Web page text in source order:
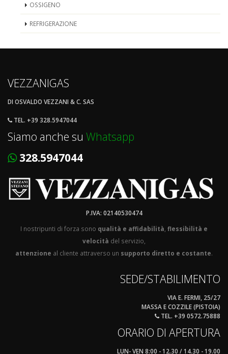
OSSIGENO
REFRIGERAZIONE
VEZZANIGAS
DI OSVALDO VEZZANI & C. SAS
TEL. +39 328.5947044
Siamo anche su Whatsapp
328.5947044
P.IVA: 02140530474
I nostripunti di forza sono qualità e affidabilità flessibilità e
velocità del servizio,
attenzione al cliente attraverso un supporto diretto e costante.
SEDE/STABILIMENTO
VIA E. FERMI, 25/27
MASSA E COZZILE (PISTOIA)
TEL. +39 0572.75888
ORARIO DI APERTURA
LUN- VEN 8:00 - 12.30 / 14.30 - 19.00